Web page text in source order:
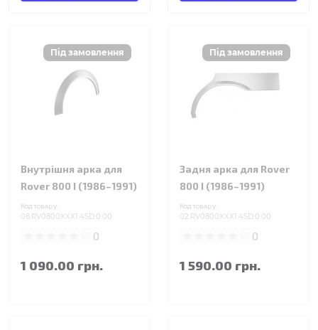
Внутрішня арка для
Rover 800 I (1986–1991)
Код товару:
08.RV0800XXX1.4SD.0.00
0
1 090.00 грн.
Задня арка для Rover
800 I (1986–1991)
Код товару:
02.RV0800XXX1.4SD.0.00
0
1 590.00 грн.